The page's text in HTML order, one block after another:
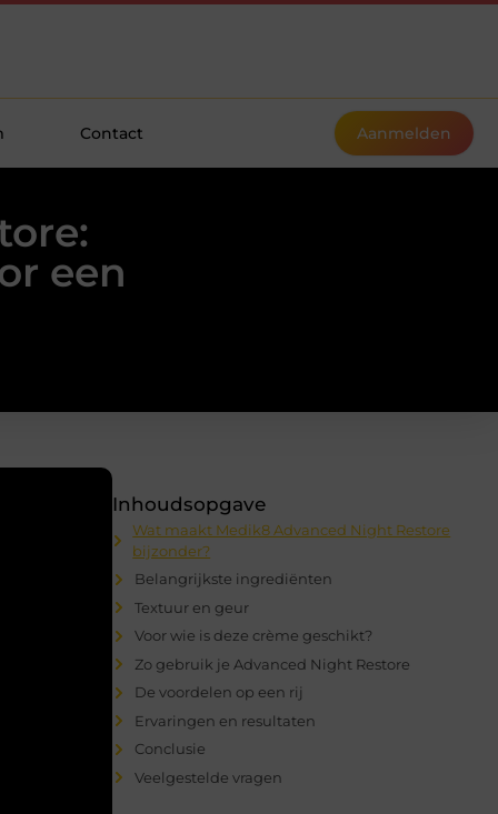
Contact Aanmelden
een
Inhoudsopgave
Wat maakt Medik8 Advanced Night Restore
bijzonder?
Belangrijkste ingrediënten
Textuur en geur
Voor wie is deze crème geschikt?
Zo gebruik je Advanced Night Restore
De voordelen op een rij
Ervaringen en resultaten
Conclusie
Veelgestelde vragen